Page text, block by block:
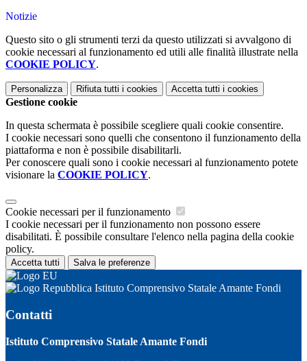
Notizie
Questo sito o gli strumenti terzi da questo utilizzati si avvalgono di
cookie necessari al funzionamento ed utili alle finalità illustrate nella
COOKIE POLICY.
Personalizza Rifiuta tutti i cookies Accetta tutti i cookies
Gestione cookie
In questa schermata è possibile scegliere quali cookie consentire.
I cookie necessari sono quelli che consentono il funzionamento della
piattaforma e non è possibile disabilitarli.
Per conoscere quali sono i cookie necessari al funzionamento potete
visionare la COOKIE POLICY.
Cookie necessari per il funzionamento
I cookie necessari per il funzionamento non possono essere
disabilitati. È possibile consultare l'elenco nella pagina della cookie
policy.
Accetta tutti Salva le preferenze
Istituto Comprensivo Statale Amante Fondi
Contatti
Istituto Comprensivo Statale Amante Fondi